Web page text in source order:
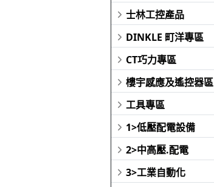
士林工控產品
DINKLE 町洋專區
CT巧力專區
樓宇感應及遙控器區
工具專區
1>低壓配電設備
2>中高壓.配電
3>工業自動化